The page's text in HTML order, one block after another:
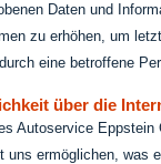
Daten und
zu erhöhen, um
eine betroffene
über die
Autoservice
uns ermöglichen, was